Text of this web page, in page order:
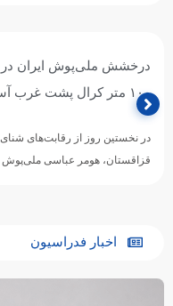
درخشش ملی‌پوش ایران در
۱۰۰ متر کرال پشت غرب آسیا شد
قزاقستان، هومر عباسی ملی‌پوش
اخبار فدراسیون